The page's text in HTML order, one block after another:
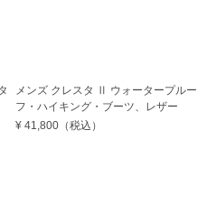
メンズ クレスタ Ⅱ ウォータープルー
フ・ハイキング・ブーツ、レザー
¥ 41,800 （税込）